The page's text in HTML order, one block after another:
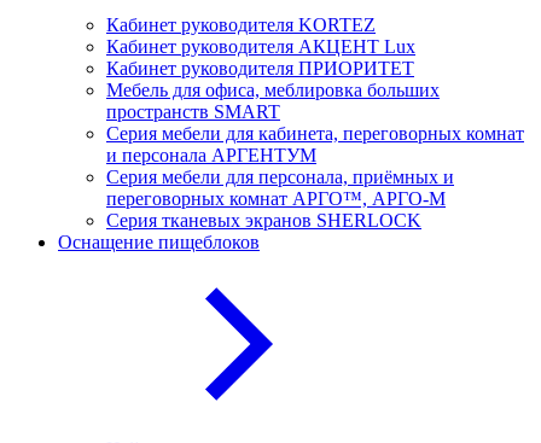
Кабинет руководителя KORTEZ
Кабинет руководителя АКЦЕНТ Lux
Кабинет руководителя ПРИОРИТЕТ
Мебель для офиса, меблировка больших
пространств SMART
Серия мебели для кабинета, переговорных комнат
и персонала АРГЕНТУМ
Серия мебели для персонала, приёмных и
переговорных комнат АРГО™, АРГО-М
Серия тканевых экранов SHERLOCK
Оснащение пищеблоков